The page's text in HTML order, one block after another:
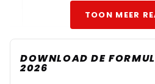
TOON MEER
DOWNLOAD DE
2026